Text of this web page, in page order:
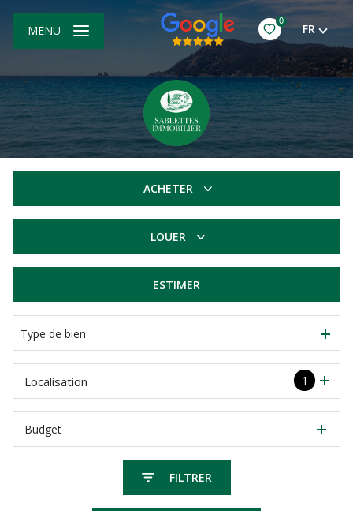
0
FR
MENU
ACHETER
LOUER
ESTIMER
Type de bien
1
Localisation
Budget
FILTRER